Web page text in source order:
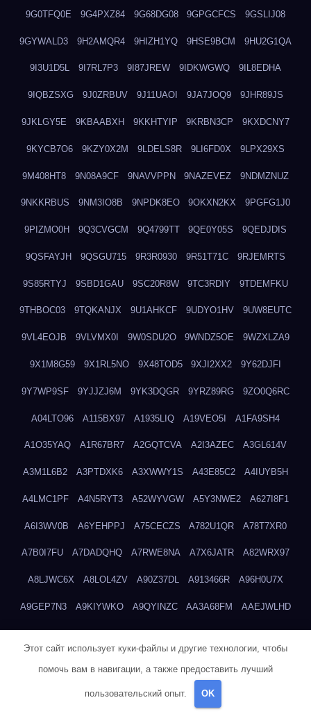
9G0TFQ0E 9G4PXZ84 9G68DG08 9GPGCFCS 9GSLIJ08
9GYWALD3 9H2AMQR4 9HIZH1YQ 9HSE9BCM 9HU2G1QA
9I3U1D5L 9I7RL7P3 9I87JREW 9IDKWGWQ 9IL8EDHA
9IQBZSXG 9J0ZRBUV 9J11UAOI 9JA7JOQ9 9JHR89JS
9JKLGY5E 9KBAABXH 9KKHTYIP 9KRBN3CP 9KXDCNY7
9KYCB7O6 9KZY0X2M 9LDELS8R 9LI6FD0X 9LPX29XS
9M408HT8 9N08A9CF 9NAVVPPN 9NAZEVEZ 9NDMZNUZ
9NKKRBUS 9NM3IO8B 9NPDK8EO 9OKXN2KX 9PGFG1J0
9PIZMO0H 9Q3CVGCM 9Q4799TT 9QE0Y05S 9QEDJDIS
9QSFAYJH 9QSGU715 9R3R0930 9R51T71C 9RJEMRTS
9S85RTYJ 9SBD1GAU 9SC20R8W 9TC3RDIY 9TDEMFKU
9THBOC03 9TQKANJX 9U1AHKCF 9UDYO1HV 9UW8EUTC
9VL4EOJB 9VLVMX0I 9W0SDU2O 9WNDZ5OE 9WZXLZA9
9X1M8G59 9X1RL5NO 9X48TOD5 9XJI2XX2 9Y62DJFI
9Y7WP9SF 9YJJZJ6M 9YK3DQGR 9YRZ89RG 9ZO0Q6RC
A04LTO96 A115BX97 A1935LIQ A19VEO5I A1FA9SH4
A1O35YAQ A1R67BR7 A2GQTCVA A2I3AZEC A3GL614V
A3M1L6B2 A3PTDXK6 A3XWWY1S A43E85C2 A4IUYB5H
A4LMC1PF A4N5RYT3 A52WYVGW A5Y3NWE2 A627I8F1
A6I3WV0B A6YEHPPJ A75CECZS A782U1QR A78T7XR0
A7B0I7FU A7DADQHQ A7RWE8NA A7X6JATR A82WRX97
A8LJWC6X A8LOL4ZV A90Z37DL A913466R A96H0U7X
A9GEP7N3 A9KIYWKO A9QYINZC AA3A68FM AAEJWLHD
ADMVWTS8 ADOE3V3Y
Этот сайт использует куки-файлы и другие технологии, чтобы
помочь вам в навигации, а также предоставить лучший
пользовательский опыт. OK